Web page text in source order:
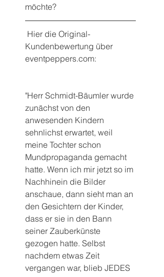
möchte?
Kundenbewertung über
eventpeppers.com:
"Herr Schmidt-Bäumler wurde
zunächst von den
anwesenden Kindern
sehnlichst erwartet, weil
meine Tochter schon
Mundpropaganda gemacht
hatte. Wenn ich mir jetzt so im
Nachhinein die Bilder
anschaue, dann sieht man an
den Gesichtern der Kinder,
dass er sie in den Bann
seiner Zauberkünste
gezogen hatte. Selbst
nachdem etwas Zeit
vergangen war, blieb JEDES